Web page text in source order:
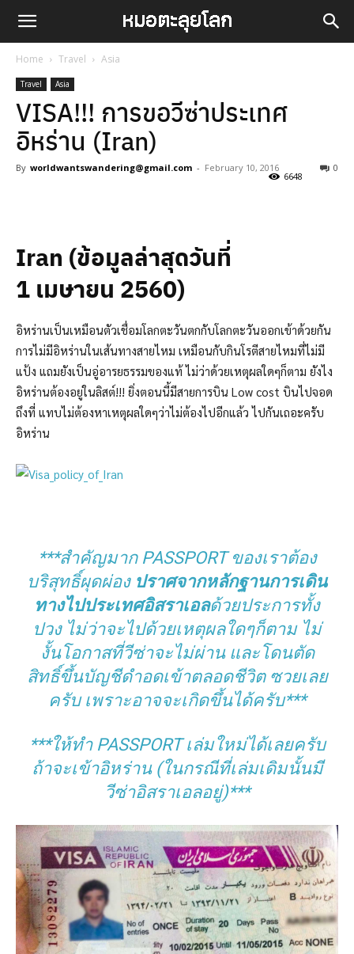
Home Travel Asia
Travel Asia
VISA!!! การขอวีซ่าประเทศ
อิหร่าน (Iran)
By worldwantswandering@gmail.com - February 10, 2016 0
6648
Iran (ข้อมูลล่าสุดวันที่
1 เมษายน 2560)
อิหร่านเป็นเหมือนตัวเชื่อมโลกตะวันตกกับโลกตะวันออกเข้าด้วยกัน
การไม่มีอิหร่านในเส้นทางสายไหม เหมือนกับกินโรตีสายไหมที่ไม่มี
แป้ง แถมยังเป็นอู่อารยธรรมของแท้ ไม่ว่าด้วยเหตุผลใดๆก็ตาม ยังไง
อิหร่านต้องอยู่ในลิสต์!!! ยิ่งตอนนี้มีสายการบิน Low cost บินไปจอด
ถึงที่ แทบไม่ต้องหาเหตุผลใดๆว่าไม่ต้องไปอีกแล้ว ไปกันเถอะครับ
อิหร่าน
***สำคัญมาก PASSPORT ของเราต้อง
บริสุทธิ์ผุดผ่อง ปราศจากหลักฐานการเดิน
ทางไปประเทศอิสราเอลด้วยประการทั้ง
ปวง ไม่ว่าจะไปด้วยเหตุผลใดๆก็ตาม ไม่
งั้นโอกาสที่วีซ่าจะไม่ผ่าน และโดนตัด
สิทธิ์ขึ้นบัญชีดำอดเข้าตลอดชีวิต ซวยเลย
ครับ เพราะอาจจะเกิดขึ้นได้ครับ***
***ให้ทำ PASSPORT เล่มใหม่ได้เลยครับ
ถ้าจะเข้าอิหร่าน (ในกรณีที่เล่มเดิมนั้นมี
วีซ่าอิสราเอลอยู่)***